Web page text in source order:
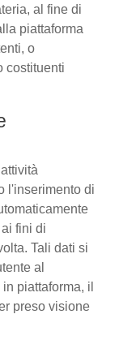
al fine di
piattaforma
o
costituenti
l'inserimento di
fini di
Tali dati si
al
piattaforma, il
preso visione